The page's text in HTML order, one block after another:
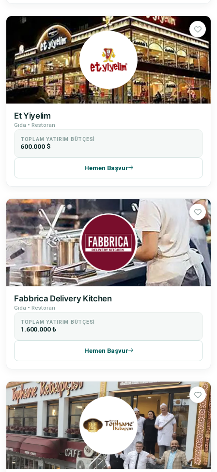
Et Yiyelim
Gıda • Restoran
TOPLAM YATIRIM BÜTÇESI
600.000 $
Hemen Başvur
Fabbrica Delivery Kitchen
Gıda • Restoran
TOPLAM YATIRIM BÜTÇESI
1.600.000 ₺
Hemen Başvur